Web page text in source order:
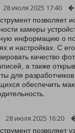
28 июля 2025 17:40
позволяет
камеры
информацию о
и настройках. С
качество
а также
для
обеспечить
28 июля 2025 16:20
позволяет